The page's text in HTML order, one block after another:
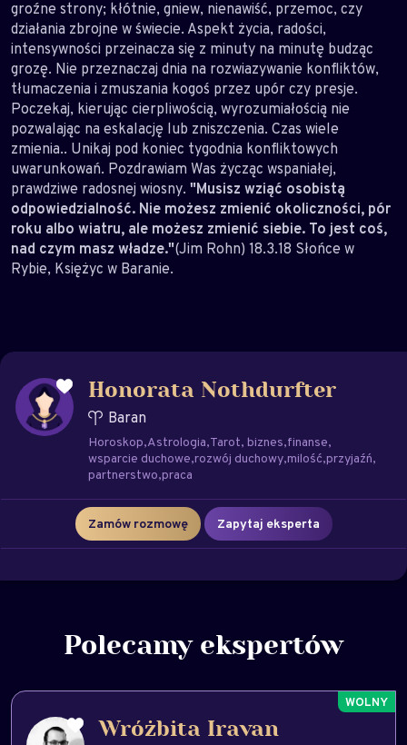
groźne strony; kłótnie, gniew, nienawiść, przemoc, czy
działania zbrojne w świecie. Aspekt życia, radości,
intensywności przeinacza się z minuty na minutę budząc
grozę. Nie przeznaczaj dnia na rozwiazywanie konfliktów,
tłumaczenia i zmuszania kogoś przez upór czy presje.
Poczekaj, kierując cierpliwością, wyrozumiałością nie
pozwalając na eskalację lub zniszczenia. Czas wiele
zmienia.. Unikaj pod koniec tygodnia konfliktowych
uwarunkowań. Pozdrawiam Was życząc wspaniałej,
prawdziwe radosnej wiosny. "Musisz wziąć osobistą
odpowiedzialność. Nie możesz zmienić okoliczności, pór
roku albo wiatru, ale możesz zmienić siebie. To jest coś,
nad czym masz władze."(Jim Rohn) 18.3.18 Słońce w
Rybie, Księżyc w Baranie.
Honorata Nothdurfter
Baran
Horoskop Astrologia Tarot biznes finanse
wsparcie duchowe rozwój duchowy milość przyjaźń
partnerstwo praca
Zamów rozmowę Zapytaj eksperta
Polecamy ekspertów
Wróżbita Iravan